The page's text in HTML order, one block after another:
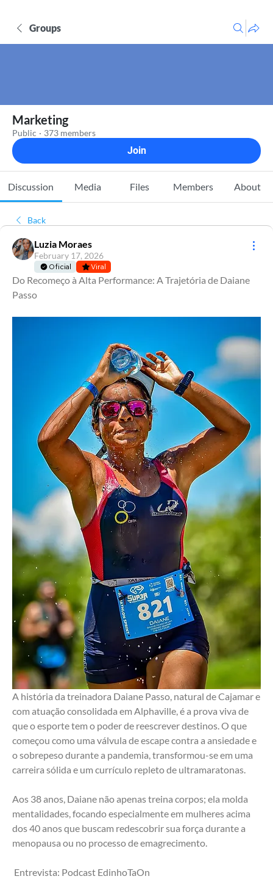
Groups
Marketing
Public · 373 members
Join
Discussion Media Files Members About
Back
Luzia Moraes
February 17, 2026
Oficial Viral
Do Recomeço à Alta Performance: A Trajetória de Daiane
Passo
A história da treinadora Daiane Passo, natural de Cajamar e
com atuação consolidada em Alphaville, é a prova viva de
que o esporte tem o poder de reescrever destinos. O que
começou como uma válvula de escape contra a ansiedade e
o sobrepeso durante a pandemia, transformou-se em uma
carreira sólida e um currículo repleto de ultramaratonas.
Aos 38 anos, Daiane não apenas treina corpos; ela molda
mentalidades, focando especialmente em mulheres acima
dos 40 anos que buscam redescobrir sua força durante a
menopausa ou no processo de emagrecimento.
Entrevista: Podcast EdinhoTaOn